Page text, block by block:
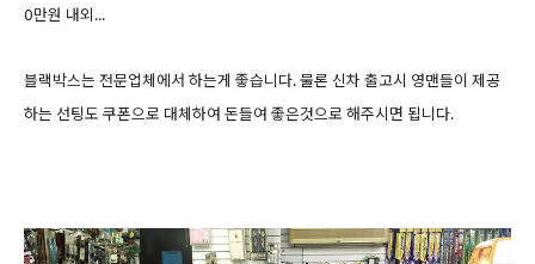
0만원 내외...
블랙박스는 전문업체에서 하는게 좋습니다. 물론 신차 출고시 영맨들이 제공
하는 선팅도 쿠폰으로 대체하여 돈들여 좋은것으로 해주시면 됩니다.